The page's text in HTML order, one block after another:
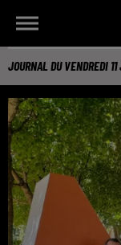
JOURNAL DU VENDREDI